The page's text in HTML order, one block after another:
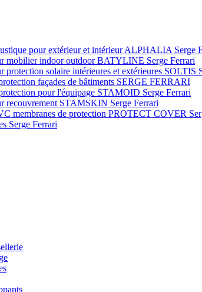
pour extérieur et intérieur ALPHALIA Serge
mobilier indoor outdoor BATYLINE Serge Ferrari
protection solaire intérieures et extérieures SOLTIS
façades de bâtiments SERGE FERRARI
pour l'équipage STAMOID Serge Ferrari
recouvrement STAMSKIN Serge Ferrari
membranes de protection PROTECT COVER
Serge Ferrari